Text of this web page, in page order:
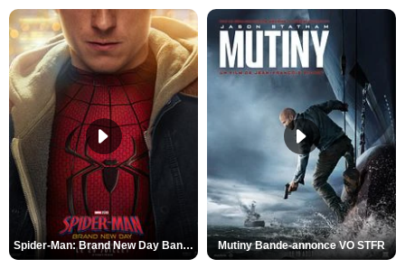
Spider-Man: Brand New Day Bande-annonce VO STFR Mutiny Bande-annonce VO STFR